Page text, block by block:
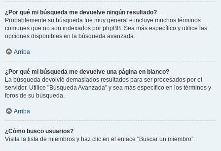
¿Por qué mi búsqueda me devuelve ningún resultado?
Probablemente su búsqueda fue muy general e incluye muchos términos
comunes que no son indexados por phpBB. Sea más específico y utilice las
opciones disponibles en la búsqueda avanzada.
Arriba
¿Por qué mi búsqueda me devuelve una página en blanco?
La búsqueda devolvió demasiados resultados para ser procesados por el
servidor. Utilice "Búsqueda Avanzada" y sea más específico en los términos y
foros de su búsqueda.
Arriba
¿Cómo busco usuarios?
Visita la lista de miembros y haz clic en el enlace “Buscar un miembro”.